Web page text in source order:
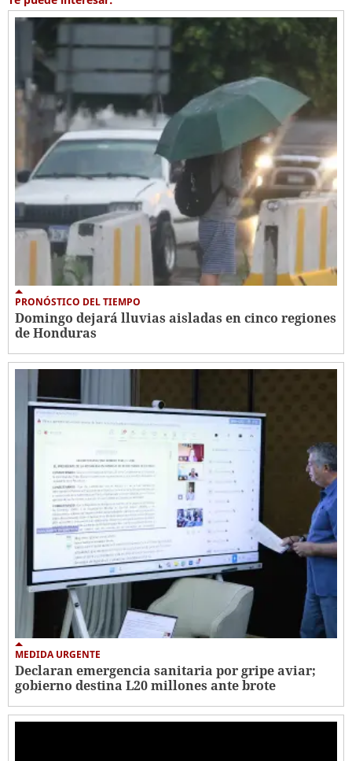
PRONÓSTICO DEL TIEMPO
Domingo dejará lluvias aisladas en cinco regiones
de Honduras
MEDIDA URGENTE
Declaran emergencia sanitaria por gripe aviar;
gobierno destina L20 millones ante brote